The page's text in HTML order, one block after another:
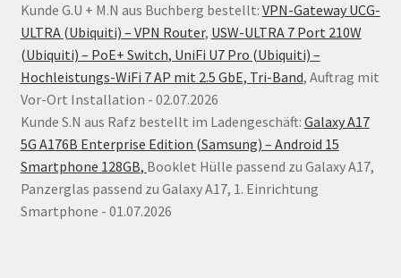
Kunde G.U + M.N aus Buchberg bestellt: VPN-Gateway UCG-
ULTRA (Ubiquiti) – VPN Router, USW-ULTRA 7 Port 210W
(Ubiquiti) – PoE+ Switch, UniFi U7 Pro (Ubiquiti) –
Hochleistungs-WiFi 7 AP mit 2.5 GbE, Tri-Band, Auftrag mit
Vor-Ort Installation - 02.07.2026
Kunde S.N aus Rafz bestellt im Ladengeschäft: Galaxy A17
5G A176B Enterprise Edition (Samsung) – Android 15
Smartphone 128GB, Booklet Hülle passend zu Galaxy A17,
Panzerglas passend zu Galaxy A17, 1. Einrichtung
Smartphone - 01.07.2026